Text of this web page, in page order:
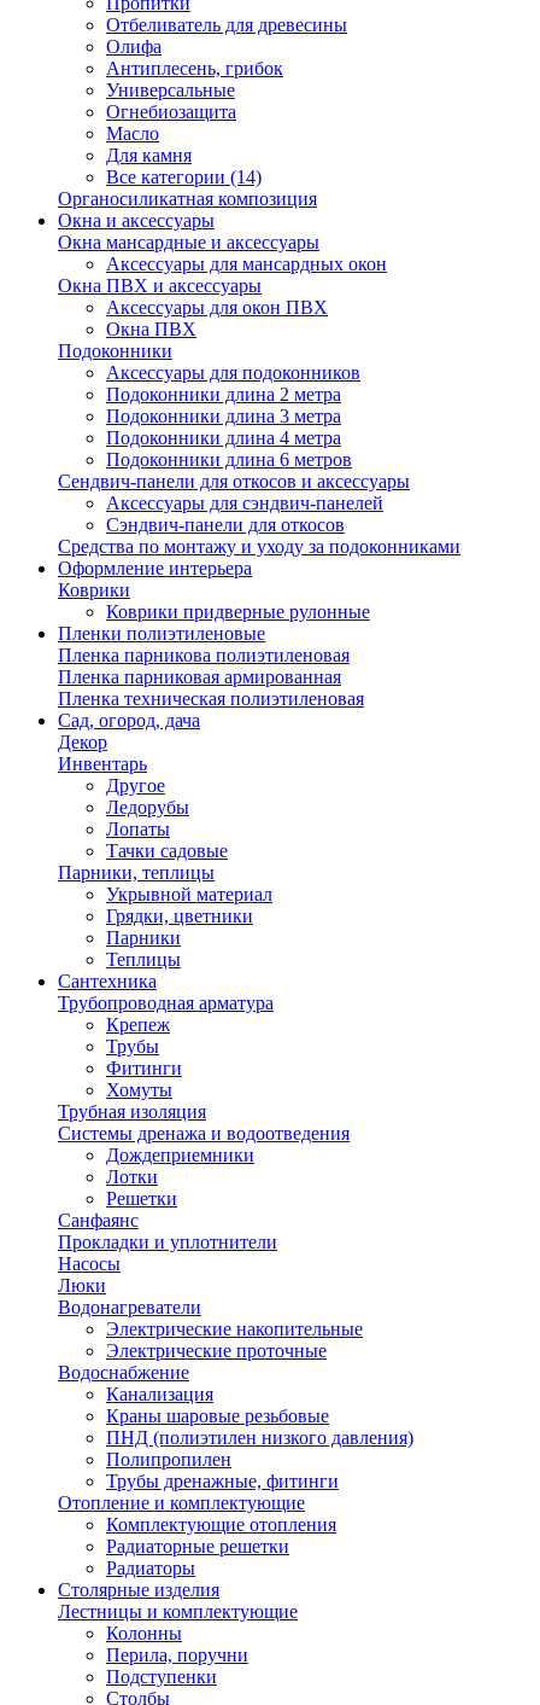
Отбеливатель для древесины
Олифа
Антиплесень, грибок
Универсальные
Огнебиозащита
Масло
Для камня
Все категории (14)
Органосиликатная композиция
Окна и аксессуары
Окна мансардные и аксессуары
Аксессуары для мансардных окон
Окна ПВХ и аксессуары
Аксессуары для окон ПВХ
Окна ПВХ
Подоконники
Аксессуары для подоконников
Подоконники длина 2 метра
Подоконники длина 3 метра
Подоконники длина 4 метра
Подоконники длина 6 метров
Сендвич-панели для откосов и аксессуары
Аксессуары для сэндвич-панелей
Сэндвич-панели для откосов
Средства по монтажу и уходу за подоконниками
Оформление интерьера
Коврики
Коврики придверные рулонные
Пленки полиэтиленовые
Пленка парникова полиэтиленовая
Пленка парниковая армированная
Пленка техническая полиэтиленовая
Сад, огород, дача
Декор
Инвентарь
Другое
Ледорубы
Лопаты
Тачки садовые
Парники, теплицы
Укрывной материал
Грядки, цветники
Парники
Теплицы
Сантехника
Трубопроводная арматура
Крепеж
Трубы
Фитинги
Хомуты
Трубная изоляция
Системы дренажа и водоотведения
Дождеприемники
Лотки
Решетки
Санфаянс
Прокладки и уплотнители
Насосы
Люки
Водонагреватели
Электрические накопительные
Электрические проточные
Водоснабжение
Канализация
Краны шаровые резьбовые
ПНД (полиэтилен низкого давления)
Полипропилен
Трубы дренажные, фитинги
Отопление и комплектующие
Комплектующие отопления
Радиаторные решетки
Радиаторы
Столярные изделия
Лестницы и комплектующие
Колонны
Перила, поручни
Подступенки
Столбы